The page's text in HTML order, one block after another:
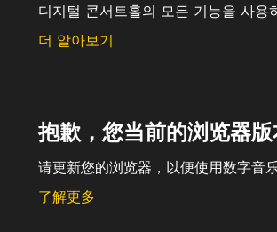
디지털 콘서트홀의 모든 기능을 사
더 알아보기
抱歉，您当前的浏览器
请更新您的浏览器，以便使用数字音
了解更多